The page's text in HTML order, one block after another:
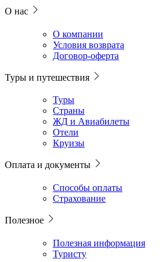
О нас
О компании
Условия возврата
Договор-оферта
Туры и путешествия
Туры
Страны
ЖД и Авиабилеты
Отели
Круизы
Оплата и документы
Способы оплаты
Страхование
Полезное
Полезная информация
Туристу